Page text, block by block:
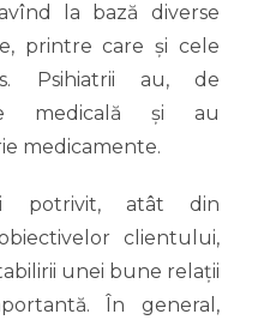
la bază diverse
printre care și cele
Psihiatrii au, de
medicală și au
medicamente.
potrivit, atât din
clientului,
unei bune relații
În general,